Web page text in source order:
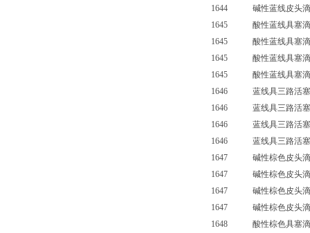
1644 碱性蓝线皮头滴
1645 酸性蓝线具塞滴
1645 酸性蓝线具塞滴
1645 酸性蓝线具塞滴
1645 酸性蓝线具塞滴
1646 蓝线具三路活塞
1646 蓝线具三路活塞
1646 蓝线具三路活塞
1646 蓝线具三路活塞
1647 碱性棕色皮头滴
1647 碱性棕色皮头滴
1647 碱性棕色皮头滴
1647 碱性棕色皮头滴
1648 酸性棕色具塞滴